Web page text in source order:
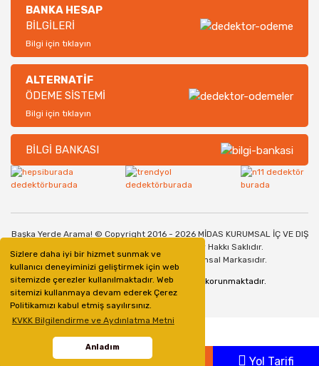
Sizlere daha iyi bir hizmet sunmak ve
kullanıcı deneyiminizi geliştirmek için web
sitemizde çerezler kullanılmaktadır. Web
sitemizi kullanmaya devam ederek Çerez
Politikamızı kabul etmiş sayılırsınız.
KVKK Bilgilendirme ve Aydınlatma Metni
Anladım
BANKA HESAP
BİLGİLERİ
Bilgi için tıklayın
ALTERNATİF
ÖDEME SİSTEMİ
Bilgi için tıklayın
BİLGİ BANKASI
Başka Yerde Arama! © Copyright 2016 - 2026 MİDAS KURUMSAL İÇ VE DIŞ
TİCARET SANAYİ LİMİTED ŞİRKETİ. Her Hakkı Saklıdır.
Dedektorburada.com, bir Midas Kurumsal Markasıdır.
128bit SSL Güvenlik Sertifikası ile korunmaktadır.
Whatsapp Yol Tarifi